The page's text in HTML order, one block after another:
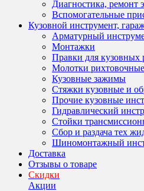
Диагностика, ремонт
Вспомогательные
Кузовной инструмент,
Арматурный
Монтажки
Правки для кузовных
Молотки рихтовочные
Кузовные зажимы
Стяжки кузовные и
Прочие кузовные
Гидравлический
Стойки
Сбор и раздача тех
Шиномонтажный
Доставка
Отзывы о товаре
Скидки
Акции